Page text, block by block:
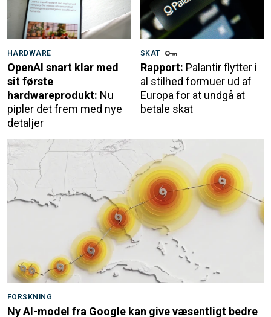
HARDWARE
OpenAI snart klar med
sit første
hardwareprodukt: Nu
pipler det frem med nye
detaljer
SKAT
Rapport: Palantir flytter i
al stilhed formuer ud af
Europa for at undgå at
betale skat
FORSKNING
Ny AI-model fra Google kan give væsentligt bedre